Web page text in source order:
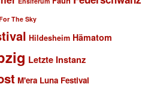
The Sky
Hildesheim Hämatom
Letzte Instanz
M'era Luna Festival